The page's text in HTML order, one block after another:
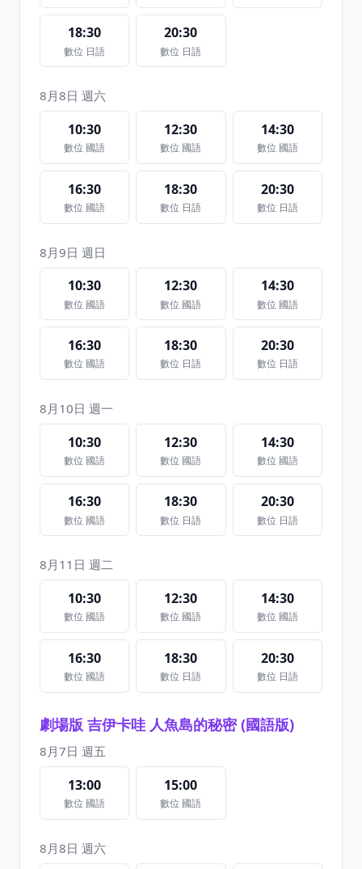
18:30
數位 日語
20:30
數位 日語
8月8日 週六
10:30
數位 國語
12:30
數位 國語
14:30
數位 國語
16:30
數位 國語
18:30
數位 日語
20:30
數位 日語
8月9日 週日
10:30
數位 國語
12:30
數位 國語
14:30
數位 國語
16:30
數位 國語
18:30
數位 日語
20:30
數位 日語
8月10日 週一
10:30
數位 國語
12:30
數位 國語
14:30
數位 國語
16:30
數位 國語
18:30
數位 日語
20:30
數位 日語
8月11日 週二
10:30
數位 國語
12:30
數位 國語
14:30
數位 國語
16:30
數位 國語
18:30
數位 日語
20:30
數位 日語
劇場版 吉伊卡哇 人魚島的秘密 (國語版)
8月7日 週五
13:00
數位 國語
15:00
數位 國語
8月8日 週六